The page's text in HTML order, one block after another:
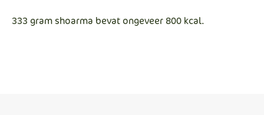
333 gram shoarma bevat ongeveer 800 kcal.